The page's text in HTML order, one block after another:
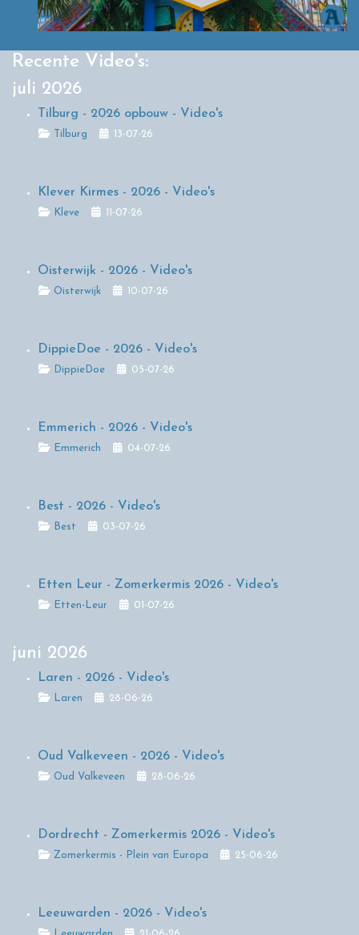
Recente Video's:
juli 2026
Tilburg - 2026 opbouw - Video's
Details
Tilburg 13-07-26
Klever Kirmes - 2026 - Video's
Details
Kleve 11-07-26
Oisterwijk - 2026 - Video's
DetailsOisterwijk 10-07-26
DippieDoe - 2026 - Video's
DetailsDippieDoe 05-07-26
Emmerich - 2026 - Video's
DetailsEmmerich 04-07-26
Best - 2026 - Video's
Details
Best 03-07-26
Etten Leur - Zomerkermis 2026 - Video's
DetailsEtten-Leur 01-07-26
juni 2026
Laren - 2026 - Video's
Details
Laren 28-06-26
Oud Valkeveen - 2026 - Video's
DetailsOud Valkeveen 28-06-26
Dordrecht - Zomerkermis 2026 - Video's
Details
Zomerkermis - Plein van Europa 25-06-26
Leeuwarden - 2026 - Video's